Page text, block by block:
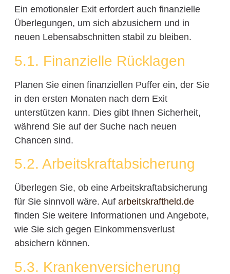
Ein emotionaler Exit erfordert auch finanzielle
Überlegungen, um sich abzusichern und in
neuen Lebensabschnitten stabil zu bleiben.
5.1. Finanzielle Rücklagen
Planen Sie einen finanziellen Puffer ein, der Sie
in den ersten Monaten nach dem Exit
unterstützen kann. Dies gibt Ihnen Sicherheit,
während Sie auf der Suche nach neuen
Chancen sind.
5.2. Arbeitskraftabsicherung
Überlegen Sie, ob eine Arbeitskraftabsicherung
für Sie sinnvoll wäre. Auf arbeitskraftheld.de
finden Sie weitere Informationen und Angebote,
wie Sie sich gegen Einkommensverlust
absichern können.
5.3. Krankenversicherung